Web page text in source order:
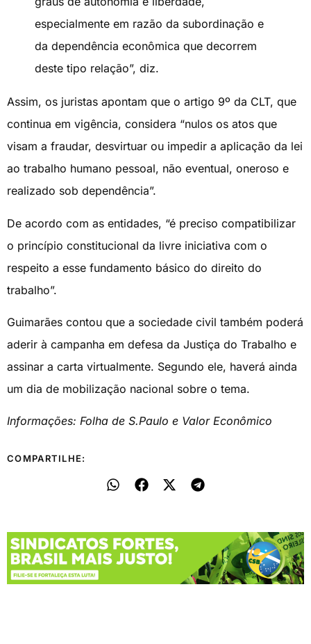
especialmente em razão da subordinação e
da dependência econômica que decorrem
deste tipo relação”, diz.
Assim, os juristas apontam que o artigo 9º da CLT, que
continua em vigência, considera “nulos os atos que
visam a fraudar, desvirtuar ou impedir a aplicação da lei
ao trabalho humano pessoal, não eventual, oneroso e
realizado sob dependência”.
De acordo com as entidades, “é preciso compatibilizar
o princípio constitucional da livre iniciativa com o
respeito a esse fundamento básico do direito do
trabalho”.
Guimarães contou que a sociedade civil também poderá
aderir à campanha em defesa da Justiça do Trabalho e
assinar a carta virtualmente. Segundo ele, haverá ainda
um dia de mobilização nacional sobre o tema.
Informações: Folha de S.Paulo e Valor Econômico
COMPARTILHE: